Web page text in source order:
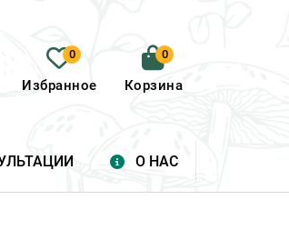
0
Избранное
0
Корзина
О НАС